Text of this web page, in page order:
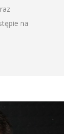
na